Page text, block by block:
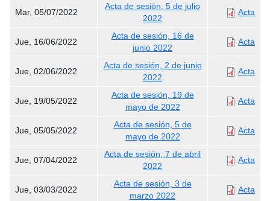
Mar, 05/07/2022
Acta de sesión, 5 de julio
2022
Acta
Jue, 16/06/2022
Acta de sesión, 16 de
junio 2022
Acta
Jue, 02/06/2022
Acta de sesión, 2 de junio
2022
Acta
Jue, 19/05/2022
Acta de sesión, 19 de
mayo de 2022
Acta
Jue, 05/05/2022
Acta de sesión, 5 de
mayo de 2022
Acta
Jue, 07/04/2022
Acta de sesión, 7 de abril
2022
Acta
Jue, 03/03/2022
Acta de sesión, 3 de
marzo 2022
Acta